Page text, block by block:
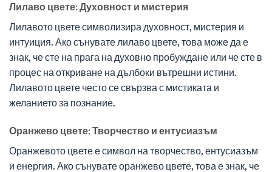
Лилаво цвете: Духовност и мистерия
Лилавото цвете символизира духовност, мистерия и
интуиция. Ако сънувате лилаво цвете, това може да е
знак, че сте на прага на духовно пробуждане или че сте в
процес на откриване на дълбоки вътрешни истини.
Лилавото цвете често се свързва с мистиката и
желанието за познание.
Оранжево цвете: Творчество и ентусиазъм
Оранжевото цвете е символ на творчество, ентусиазъм
и енергия. Ако сънувате оранжево цвете, това е знак, че